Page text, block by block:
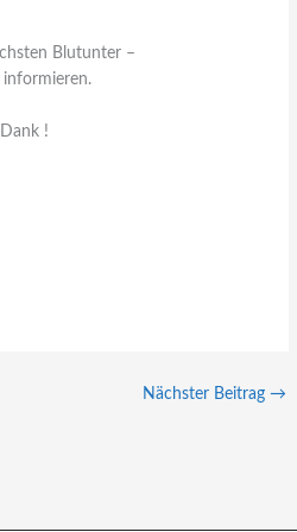
Blutunter –
informieren.
!
Nächster Beitrag →